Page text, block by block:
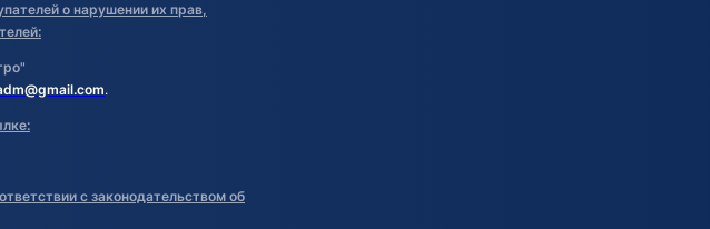
о нарушении их прав,
.
с законодательством об